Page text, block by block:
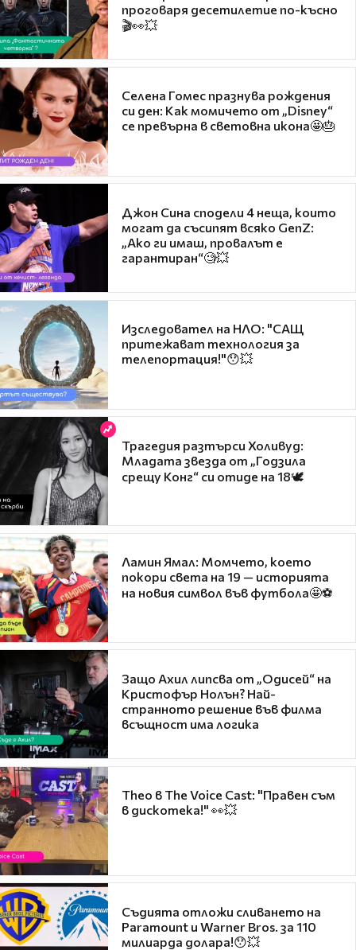
проговаря десетилетие по-късно
🎬👀💥
Селена Гомес празнува рождения
си ден: Как момичето от „Disney“
се превърна в световна икона🤩🎂
Джон Сина сподели 4 неща, които
могат да съсипят всяко GenZ:
„Ако ги имаш, провалът е
гарантиран“🧐💥
Изследовател на НЛО: "САЩ
притежават технология за
телепортация!"😯💥
Трагедия разтърси Холивуд:
Младата звезда от „Годзила
срещу Конг“ си отиде на 18🕊️
Ламин Ямал: Момчето, което
покори света на 19 — историята
на новия символ във футбола🤩⚽
Защо Ахил липсва от „Одисей“ на
Кристофър Нолън? Най-
странното решение във филма
всъщност има логика
Theo в The Voice Cast: "Правен съм
в дискотека!" 👀💥
Съдията отложи сливането на
Paramount и Warner Bros. за 110
милиарда долара!😯💥